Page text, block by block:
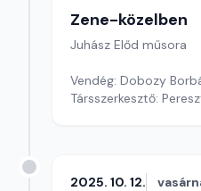
Zene-közelben
Juhász Előd műsora
Vendég: Dobozy
Társszerkesztő:
2025. 10. 12.